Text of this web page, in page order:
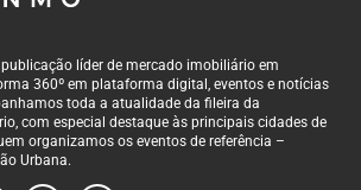
líder de mercado imobiliário em
360º em plataforma digital, eventos e notícias
toda a atualidade da fileira da
com especial destaque às principais cidades de
organizamos os eventos de referência –
Urbana.